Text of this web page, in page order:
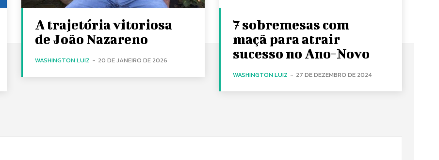
A trajetória vitoriosa
de João Nazareno
WASHINGTON LUIZ - 20 DE JANEIRO DE 2026
7 sobremesas com
maçã para atrair
sucesso no Ano-Novo
WASHINGTON LUIZ - 27 DE DEZEMBRO DE 2024